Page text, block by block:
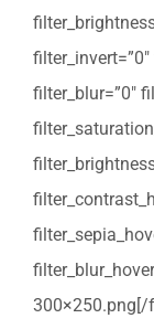
filter_blur=”0″
300×250.png[/